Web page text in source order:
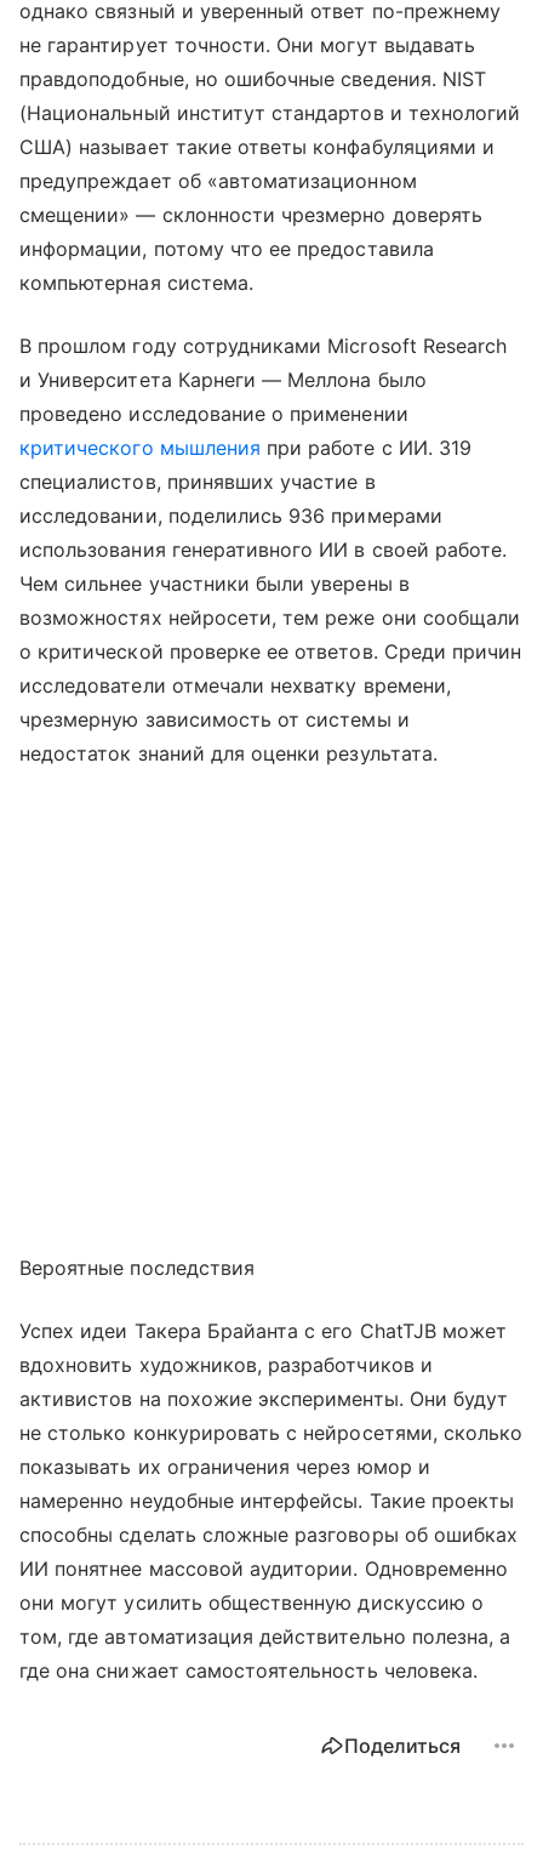
однако связный и уверенный ответ по-прежнему
не гарантирует точности. Они могут выдавать
правдоподобные, но ошибочные сведения. NIST
(Национальный институт стандартов и технологий
США) называет такие ответы конфабуляциями и
предупреждает об «автоматизационном
смещении» — склонности чрезмерно доверять
информации, потому что ее предоставила
компьютерная система.
В прошлом году сотрудниками Microsoft Research
и Университета Карнеги — Меллона было
проведено исследование о применении
критического мышления при работе с ИИ. 319
специалистов, принявших участие в
исследовании, поделились 936 примерами
использования генеративного ИИ в своей работе.
Чем сильнее участники были уверены в
возможностях нейросети, тем реже они сообщали
о критической проверке ее ответов. Среди причин
исследователи отмечали нехватку времени,
чрезмерную зависимость от системы и
недостаток знаний для оценки результата.
Вероятные последствия
Успех идеи Такера Брайанта с его ChatTJB может
вдохновить художников, разработчиков и
активистов на похожие эксперименты. Они будут
не столько конкурировать с нейросетями, сколько
показывать их ограничения через юмор и
намеренно неудобные интерфейсы. Такие проекты
способны сделать сложные разговоры об ошибках
ИИ понятнее массовой аудитории. Одновременно
они могут усилить общественную дискуссию о
том, где автоматизация действительно полезна, а
где она снижает самостоятельность человека.
Поделиться